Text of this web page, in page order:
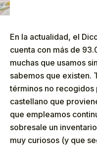
En la actualidad, el
cuenta con más de
muchas que usamos
sabemos que existen.
términos no recogidos
castellano que
que empleamos
sobresale un
muy curiosos (y que